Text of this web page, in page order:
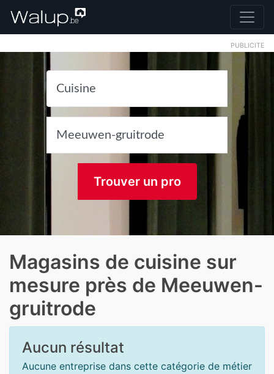
PUBLICITE
Trouver un pro
Magasins de cuisine sur
mesure près de Meeuwen-
gruitrode
Aucun résultat
Aucune entreprise dans cette catégorie de métier